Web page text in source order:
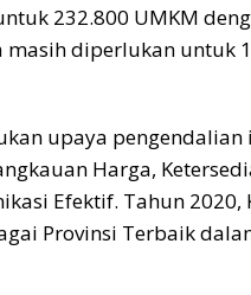
232.800 UMKM
diperlukan untuk
upaya
Harga,
Efektif. Tahun 2020,
Provinsi Terbaik